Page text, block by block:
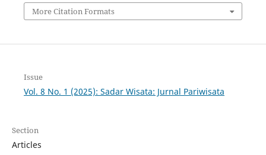
More Citation Formats
Issue
Vol. 8 No. 1 (2025): Sadar Wisata: Jurnal Pariwisata
Section
Articles